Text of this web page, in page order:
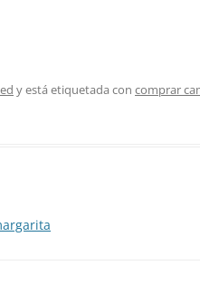
y está etiquetada con comprar